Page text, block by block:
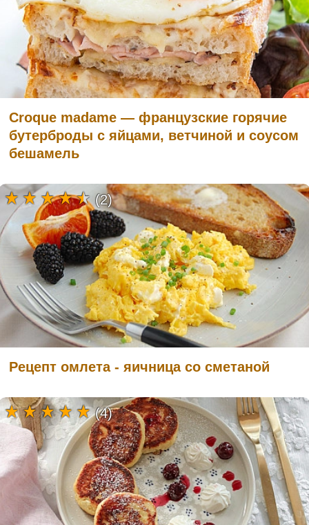
Croque madame — французские горячие
бутерброды с яйцами, ветчиной и соусом
бешамель
Рецепт омлета - яичница со сметаной
(2)
(4)